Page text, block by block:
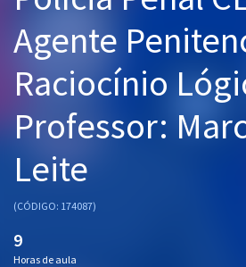
Graduação
Mentorias
Questões grátis
Blog
Agente
Raciocínio
Professor:
Leite
(CÓDIGO: 174087)
9
Horas de aula